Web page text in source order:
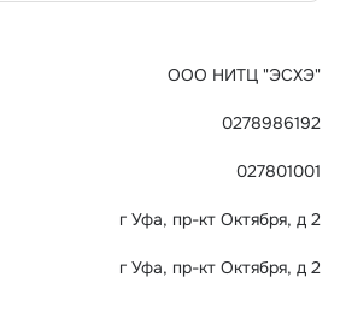
ООО НИТЦ "ЭСХЭ"
0278986192
027801001
г Уфа, пр-кт Октября, д 2
г Уфа, пр-кт Октября, д 2